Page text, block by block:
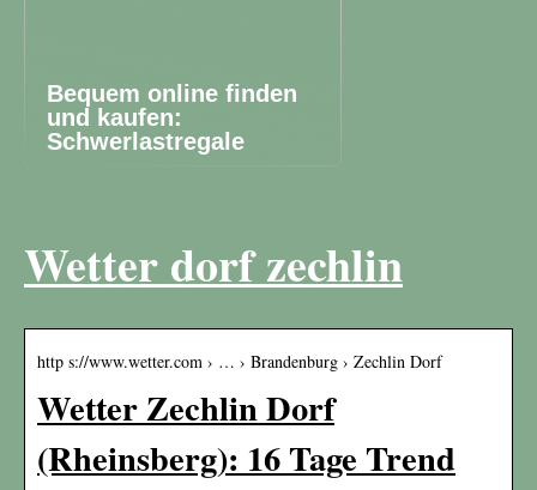
Bequem online finden
und kaufen:
Schwerlastregale
Wetter dorf zechlin
http s://www.wetter.com › … › Brandenburg › Zechlin Dorf
Wetter Zechlin Dorf
(Rheinsberg): 16 Tage Trend